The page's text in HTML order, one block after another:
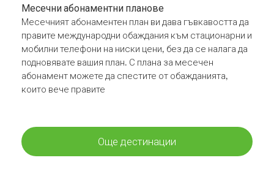
Месечни абонаментни планове
Месечният абонаментен план ви дава гъвкавостта да
правите международни обаждания към стационарни и
мобилни телефони на ниски цени, без да се налага да
подновявате вашия план. С плана за месечен
абонамент можете да спестите от обажданията,
които вече правите
Още дестинации